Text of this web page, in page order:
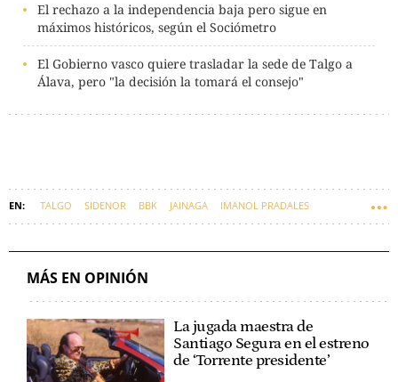
El rechazo a la independencia baja pero sigue en
máximos históricos, según el Sociómetro
El Gobierno vasco quiere trasladar la sede de Talgo a
Álava, pero "la decisión la tomará el consejo"
TALGO SIDENOR BBK JAINAGA IMANOL PRADALES
MÁS EN OPINIÓN
La jugada maestra de
Santiago Segura en el estreno
de ‘Torrente presidente’